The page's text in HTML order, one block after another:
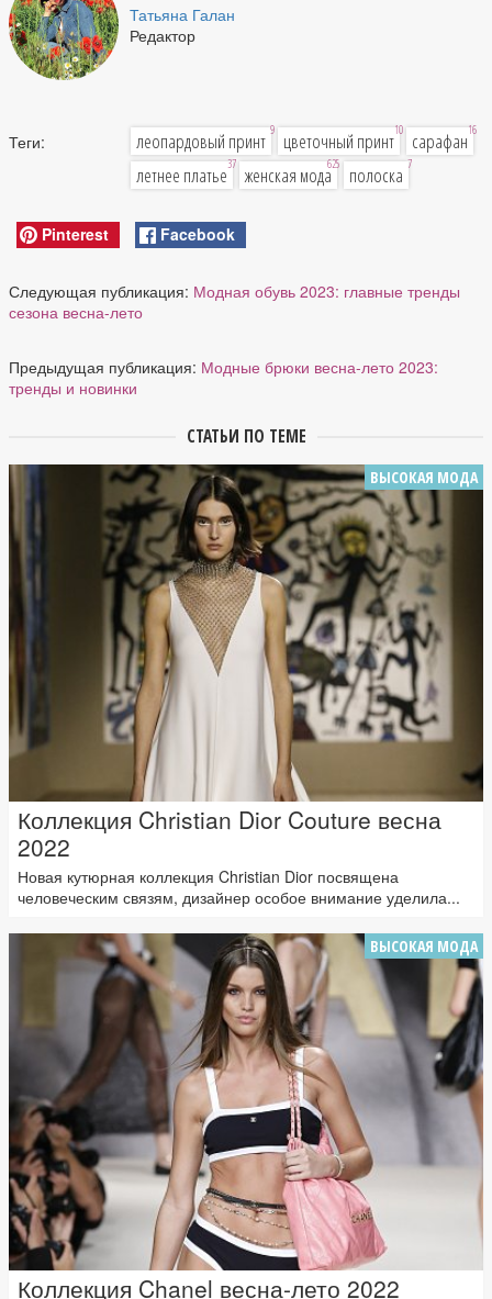
Татьяна Галан
Редактор
Теги: леопардовый принт 9 цветочный принт10 сарафан16
летнее платье37 женская мода625 полоска 7
Pinterest Facebook
Следующая публикация: Модная обувь 2023: главные тренды
сезона весна-лето
Предыдущая публикация: Модные брюки весна-лето 2023:
тренды и новинки
СТАТЬИ ПО ТЕМЕ
ВЫСОКАЯ МОДА
Коллекция Christian Dior Couture весна
2022
Новая кутюрная коллекция Christian Dior посвящена
человеческим связям, дизайнер особое внимание уделила...
ВЫСОКАЯ МОДА
Коллекция Chanel весна-лето 2022